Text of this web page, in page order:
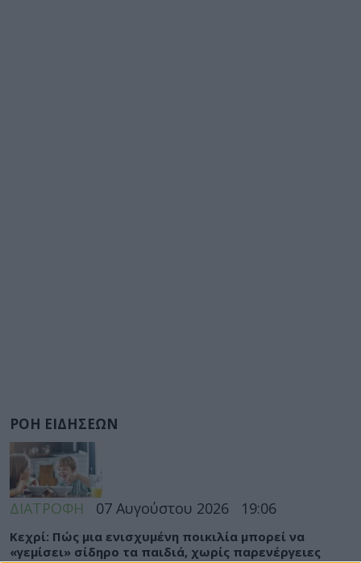
ΡΟΗ ΕΙΔΗΣΕΩΝ
ΔΙΑΤΡΟΦΗ 07 Αυγούστου 2026 19:06
Κεχρί: Πώς μια ενισχυμένη ποικιλία μπορεί να
«γεμίσει» σίδηρο τα παιδιά, χωρίς παρενέργειες